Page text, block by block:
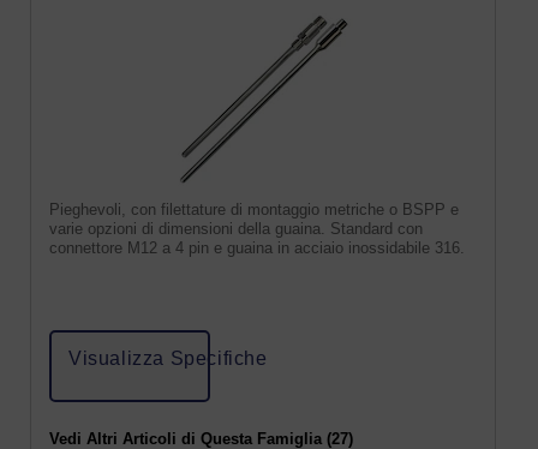
Pieghevoli, con filettature di montaggio metriche o BSPP e
varie opzioni di dimensioni della guaina. Standard con
connettore M12 a 4 pin e guaina in acciaio inossidabile 316.
Visualizza Specifiche
Vedi Altri Articoli di Questa Famiglia (27)